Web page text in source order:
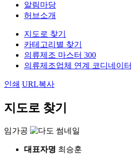
알림마당
허브소개
지도로 찾기
카테고리별 찾기
의류제조 마스터 300
의류제조업체 연계 코디네이터
인쇄 URL복사
지도로 찾기
임가공
대표자명 최승훈